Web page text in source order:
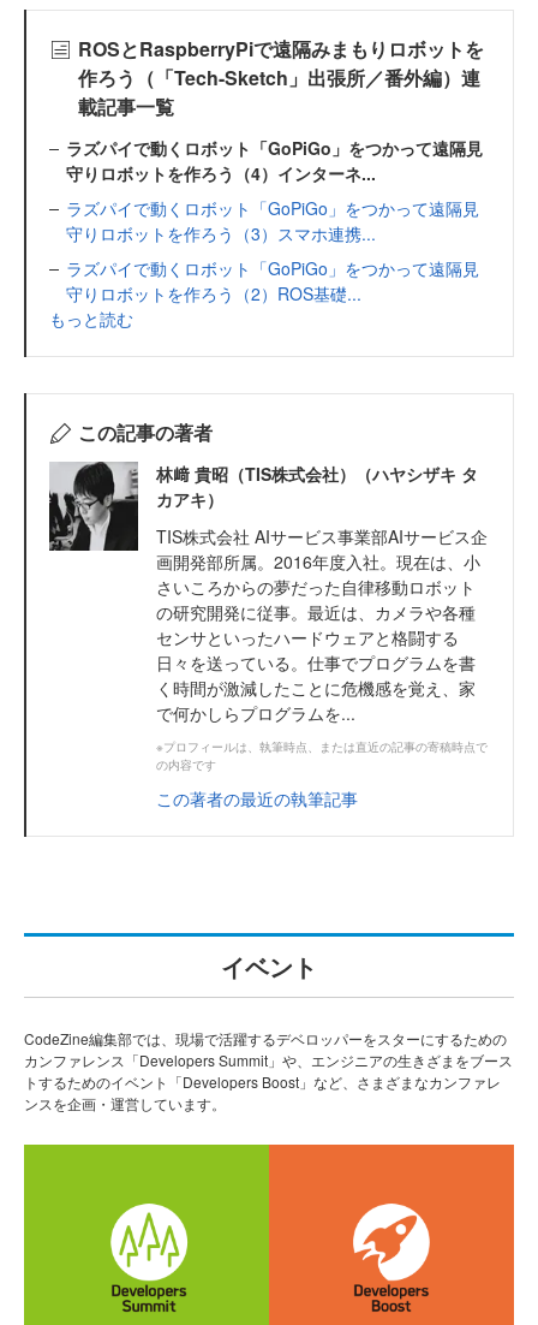
ROSとRaspberryPiで遠隔みまもりロボットを
作ろう（「Tech-Sketch」出張所／番外編）連
載記事一覧
ラズパイで動くロボット「GoPiGo」をつかって遠隔見
守りロボットを作ろう（4）インターネ...
ラズパイで動くロボット「GoPiGo」をつかって遠隔見
守りロボットを作ろう（3）スマホ連携...
ラズパイで動くロボット「GoPiGo」をつかって遠隔見
守りロボットを作ろう（2）ROS基礎...
もっと読む
この記事の著者
林﨑 貴昭（TIS株式会社）（ハヤシザキ タ
カアキ）
TIS株式会社 AIサービス事業部AIサービス企
画開発部所属。2016年度入社。現在は、小
さいころからの夢だった自律移動ロボット
の研究開発に従事。最近は、カメラや各種
センサといったハードウェアと格闘する
日々を送っている。仕事でプログラムを書
く時間が激減したことに危機感を覚え、家
で何かしらプログラムを...
※プロフィールは、執筆時点、または直近の記事の寄稿時点で
の内容です
この著者の最近の執筆記事
イベント
CodeZine編集部では、現場で活躍するデベロッパーをスターにするための
カンファレンス「Developers Summit」や、エンジニアの生きざまをブース
トするためのイベント「Developers Boost」など、さまざまなカンファレ
ンスを企画・運営しています。